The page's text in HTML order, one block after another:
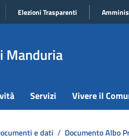
Elezioni Trasparenti
Manduria
Servizi Vivere il
e dati / Documento Albo